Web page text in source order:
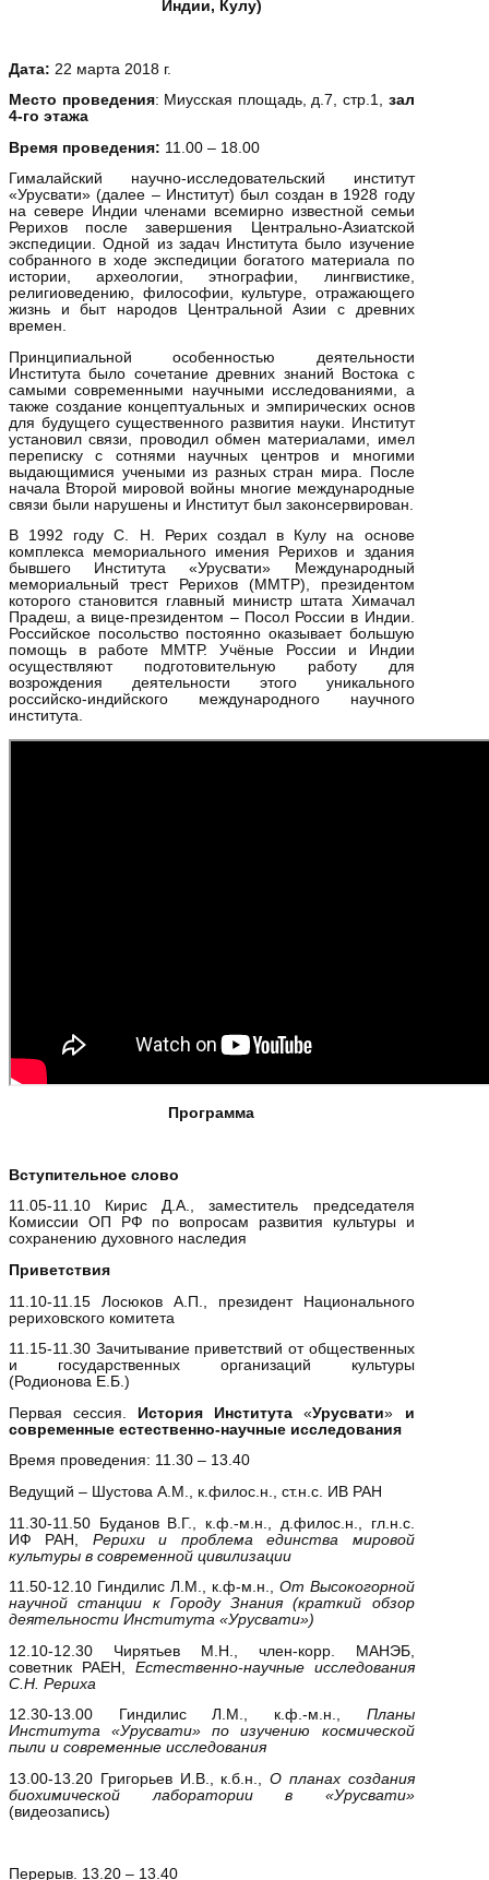
Индии, Кулу)
Дата: 22 марта 2018 г.
Место проведения: Миусская площадь, д.7, стр.1, зал
4-го этажа
Время проведения: 11.00 – 18.00
Гималайский научно-исследовательский институт
«Урусвати» (далее – Институт) был создан в 1928 году
на севере Индии членами всемирно известной семьи
Рерихов после завершения Центрально-Азиатской
экспедиции. Одной из задач Института было изучение
собранного в ходе экспедиции богатого материала по
истории, археологии, этнографии, лингвистике,
религиоведению, философии, культуре, отражающего
жизнь и быт народов Центральной Азии с древних
времен.
Принципиальной особенностью деятельности
Института было сочетание древних знаний Востока с
самыми современными научными исследованиями, а
также создание концептуальных и эмпирических основ
для будущего существенного развития науки. Институт
установил связи, проводил обмен материалами, имел
переписку с сотнями научных центров и многими
выдающимися учеными из разных стран мира. После
начала Второй мировой войны многие международные
связи были нарушены и Институт был законсервирован.
В 1992 году С. Н. Рерих создал в Кулу на основе
комплекса мемориального имения Рерихов и здания
бывшего Института «Урусвати» Международный
мемориальный трест Рерихов (ММТР), президентом
которого становится главный министр штата Химачал
Прадеш, а вице-президентом – Посол России в Индии.
Российское посольство постоянно оказывает большую
помощь в работе ММТР. Учёные России и Индии
осуществляют подготовительную работу для
возрождения деятельности этого уникального
российско-индийского международного научного
института.
Программа
Вступительное слово
11.05-11.10 Кирис Д.А., заместитель председателя
Комиссии ОП РФ по вопросам развития культуры и
сохранению духовного наследия
Приветствия
11.10-11.15 Лосюков А.П., президент Национального
рериховского комитета
11.15-11.30 Зачитывание приветствий от общественных
и государственных организаций культуры
(Родионова Е.Б.)
Первая сессия.
История Института«Урусвати» и
современные естественно-научные исследования
Время проведения: 11.30 – 13.40
Ведущий – Шустова А.М., к.филос.н., ст.н.с. ИВ РАН
11.30-11.50 Буданов В.Г., к.ф.-м.н., д.филос.н., гл.н.с.
ИФ РАН, Рерихи и проблема единства мировой
культуры в современной цивилизации
11.50-12.10 Гиндилис Л.М., к.ф-м.н., От Высокогорной
научной станции к Городу Знания (краткий обзор
деятельности Института «Урусвати»)
12.10-12.30 Чирятьев М.Н., член-корр. МАНЭБ,
советник РАЕН, Естественно-научные исследования
С.Н. Рериха
12.30-13.00 Гиндилис Л.М., к.ф.-м.н., Планы
Института «Урусвати» по изучению космической
пыли и современные исследования
13.00-13.20 Григорьев И.В., к.б.н.,О планах создания
биохимической лаборатории в «Урусвати»
(видеозапись)
Перерыв. 13.20 – 13.40